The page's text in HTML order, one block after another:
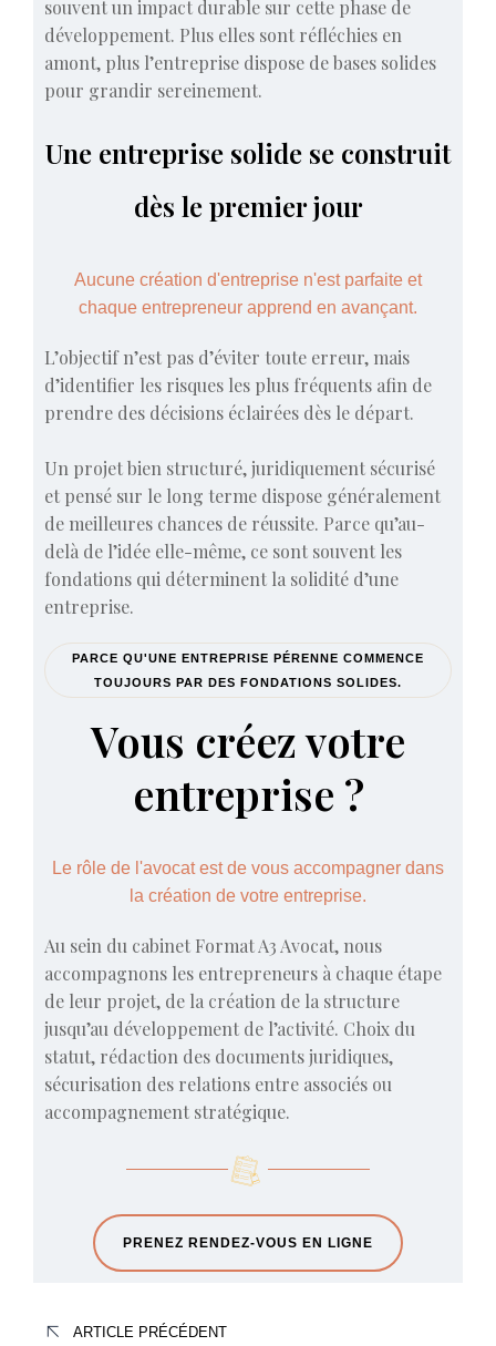
souvent un impact durable sur cette phase de
développement. Plus elles sont réfléchies en
amont, plus l’entreprise dispose de bases solides
pour grandir sereinement.
Une entreprise solide se construit
dès le premier jour
Aucune création d'entreprise n'est parfaite et
chaque entrepreneur apprend en avançant.
L’objectif n’est pas d’éviter toute erreur, mais
d’identifier les risques les plus fréquents afin de
prendre des décisions éclairées dès le départ.
Un projet bien structuré, juridiquement sécurisé
et pensé sur le long terme dispose généralement
de meilleures chances de réussite. Parce qu’au-
delà de l’idée elle-même, ce sont souvent les
fondations qui déterminent la solidité d’une
entreprise.
PARCE QU'UNE ENTREPRISE PÉRENNE COMMENCE
TOUJOURS PAR DES FONDATIONS SOLIDES.
Vous créez votre
entreprise ?
Le rôle de l'avocat est de vous accompagner dans
la création de votre entreprise.
Au sein du cabinet Format A3 Avocat, nous
accompagnons les entrepreneurs à chaque étape
de leur projet, de la création de la structure
jusqu’au développement de l’activité. Choix du
statut, rédaction des documents juridiques,
sécurisation des relations entre associés ou
accompagnement stratégique.
PRENEZ RENDEZ-VOUS EN LIGNE
ARTICLE PRÉCÉDENT